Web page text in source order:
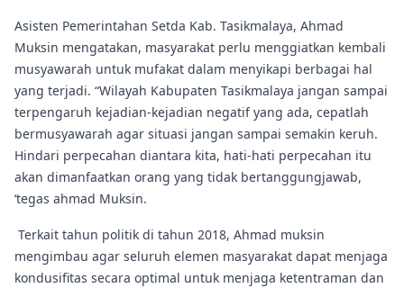
Asisten Pemerintahan Setda Kab. Tasikmalaya, Ahmad
Muksin mengatakan, masyarakat perlu menggiatkan kembali
musyawarah untuk mufakat dalam menyikapi berbagai hal
yang terjadi. “Wilayah Kabupaten Tasikmalaya jangan sampai
terpengaruh kejadian-kejadian negatif yang ada, cepatlah
bermusyawarah agar situasi jangan sampai semakin keruh.
Hindari perpecahan diantara kita, hati-hati perpecahan itu
akan dimanfaatkan orang yang tidak bertanggungjawab,
‘tegas ahmad Muksin.
Terkait tahun politik di tahun 2018, Ahmad muksin
mengimbau agar seluruh elemen masyarakat dapat menjaga
kondusifitas secara optimal untuk menjaga ketentraman dan